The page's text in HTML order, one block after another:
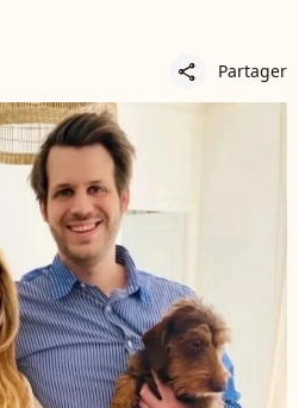
share Partager